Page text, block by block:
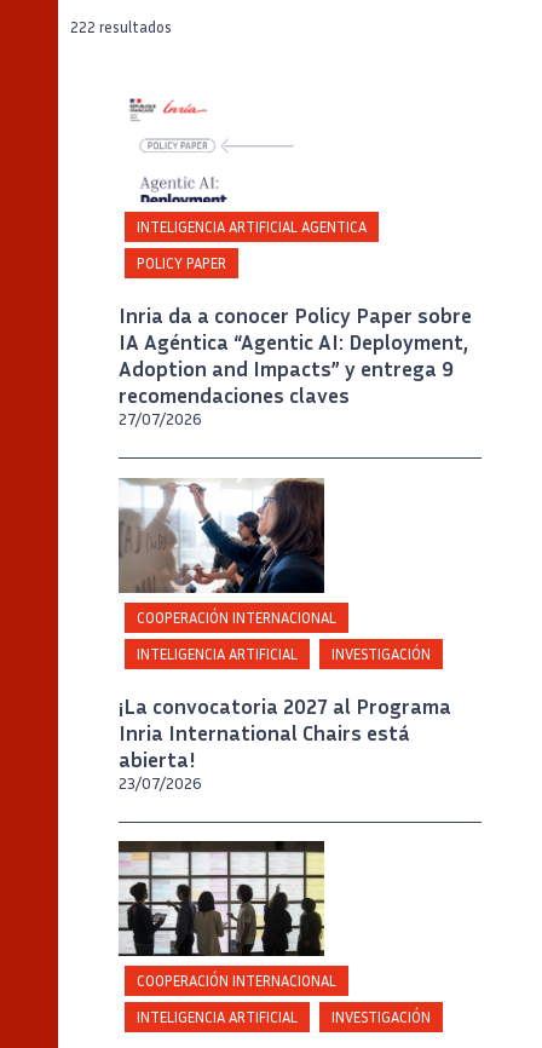
222 resultados
Captura de pantalla de la portada del
Adoption and Impacts» de Inria.
INTELIGENCIA ARTIFICIAL AGENTICA
POLICY PAPER
Inria da a conocer Policy Paper sobre
IA Agéntica “Agentic AI: Deployment,
Adoption and Impacts” y entrega 9
recomendaciones claves
27/07/2026
Crédito
Inria / Photo B. Fourrier
COOPERACIÓN INTERNACIONAL
INTELIGENCIA ARTIFICIAL
INVESTIGACIÓN
¡La convocatoria 2027 al Programa
Inria International Chairs está
abierta!
23/07/2026
COOPERACIÓN INTERNACIONAL
INTELIGENCIA ARTIFICIAL
INVESTIGACIÓN